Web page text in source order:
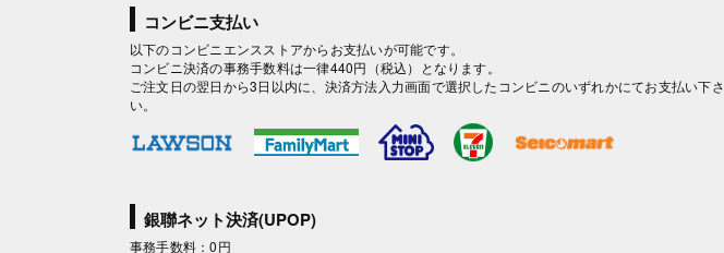
コンビニ支払い
以下のコンビニエンスストアからお支払いが可能です。
コンビニ決済の事務手数料は一律440円（税込）となります。
ご注文日の翌日から3日以内に、決済方法入力画面で選択したコンビニのいずれかにてお支払い下さ
い。
銀聯ネット決済(UPOP)
事務手数料：0円